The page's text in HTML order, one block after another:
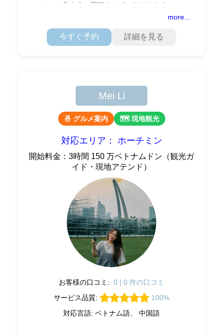
コーヒーの飲み方に同行させていただきます。ハロン
湾やニンビンへの旅行も手配できます。従来の慌ただ
more...
今すぐ予約 詳細を見る
Mei Li
🍜 グルメ案内 🗺 現地観光
対応エリア： ホーチミン
開始料金：3時間 150 万ベトナムドン（観光ガ
イド・現地アテンド）
お客様の口コミ: 0 | 0 件の口コミ
サービス品質:
100%
対応言語: ベトナム語、 中国語